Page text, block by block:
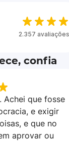
2.357 avaliações
confia
Achei que fosse
e exigir
e que no
aprovar ou